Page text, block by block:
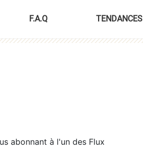
F.A.Q TENDANCES
abonnant à l'un des Flux